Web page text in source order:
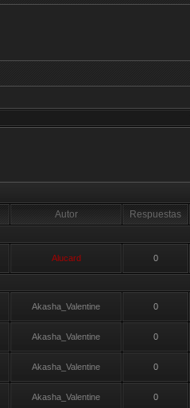
Autor Respuestas
Alucard 0
Akasha_Valentine 0
Akasha_Valentine 0
Akasha_Valentine 0
Akasha_Valentine 0